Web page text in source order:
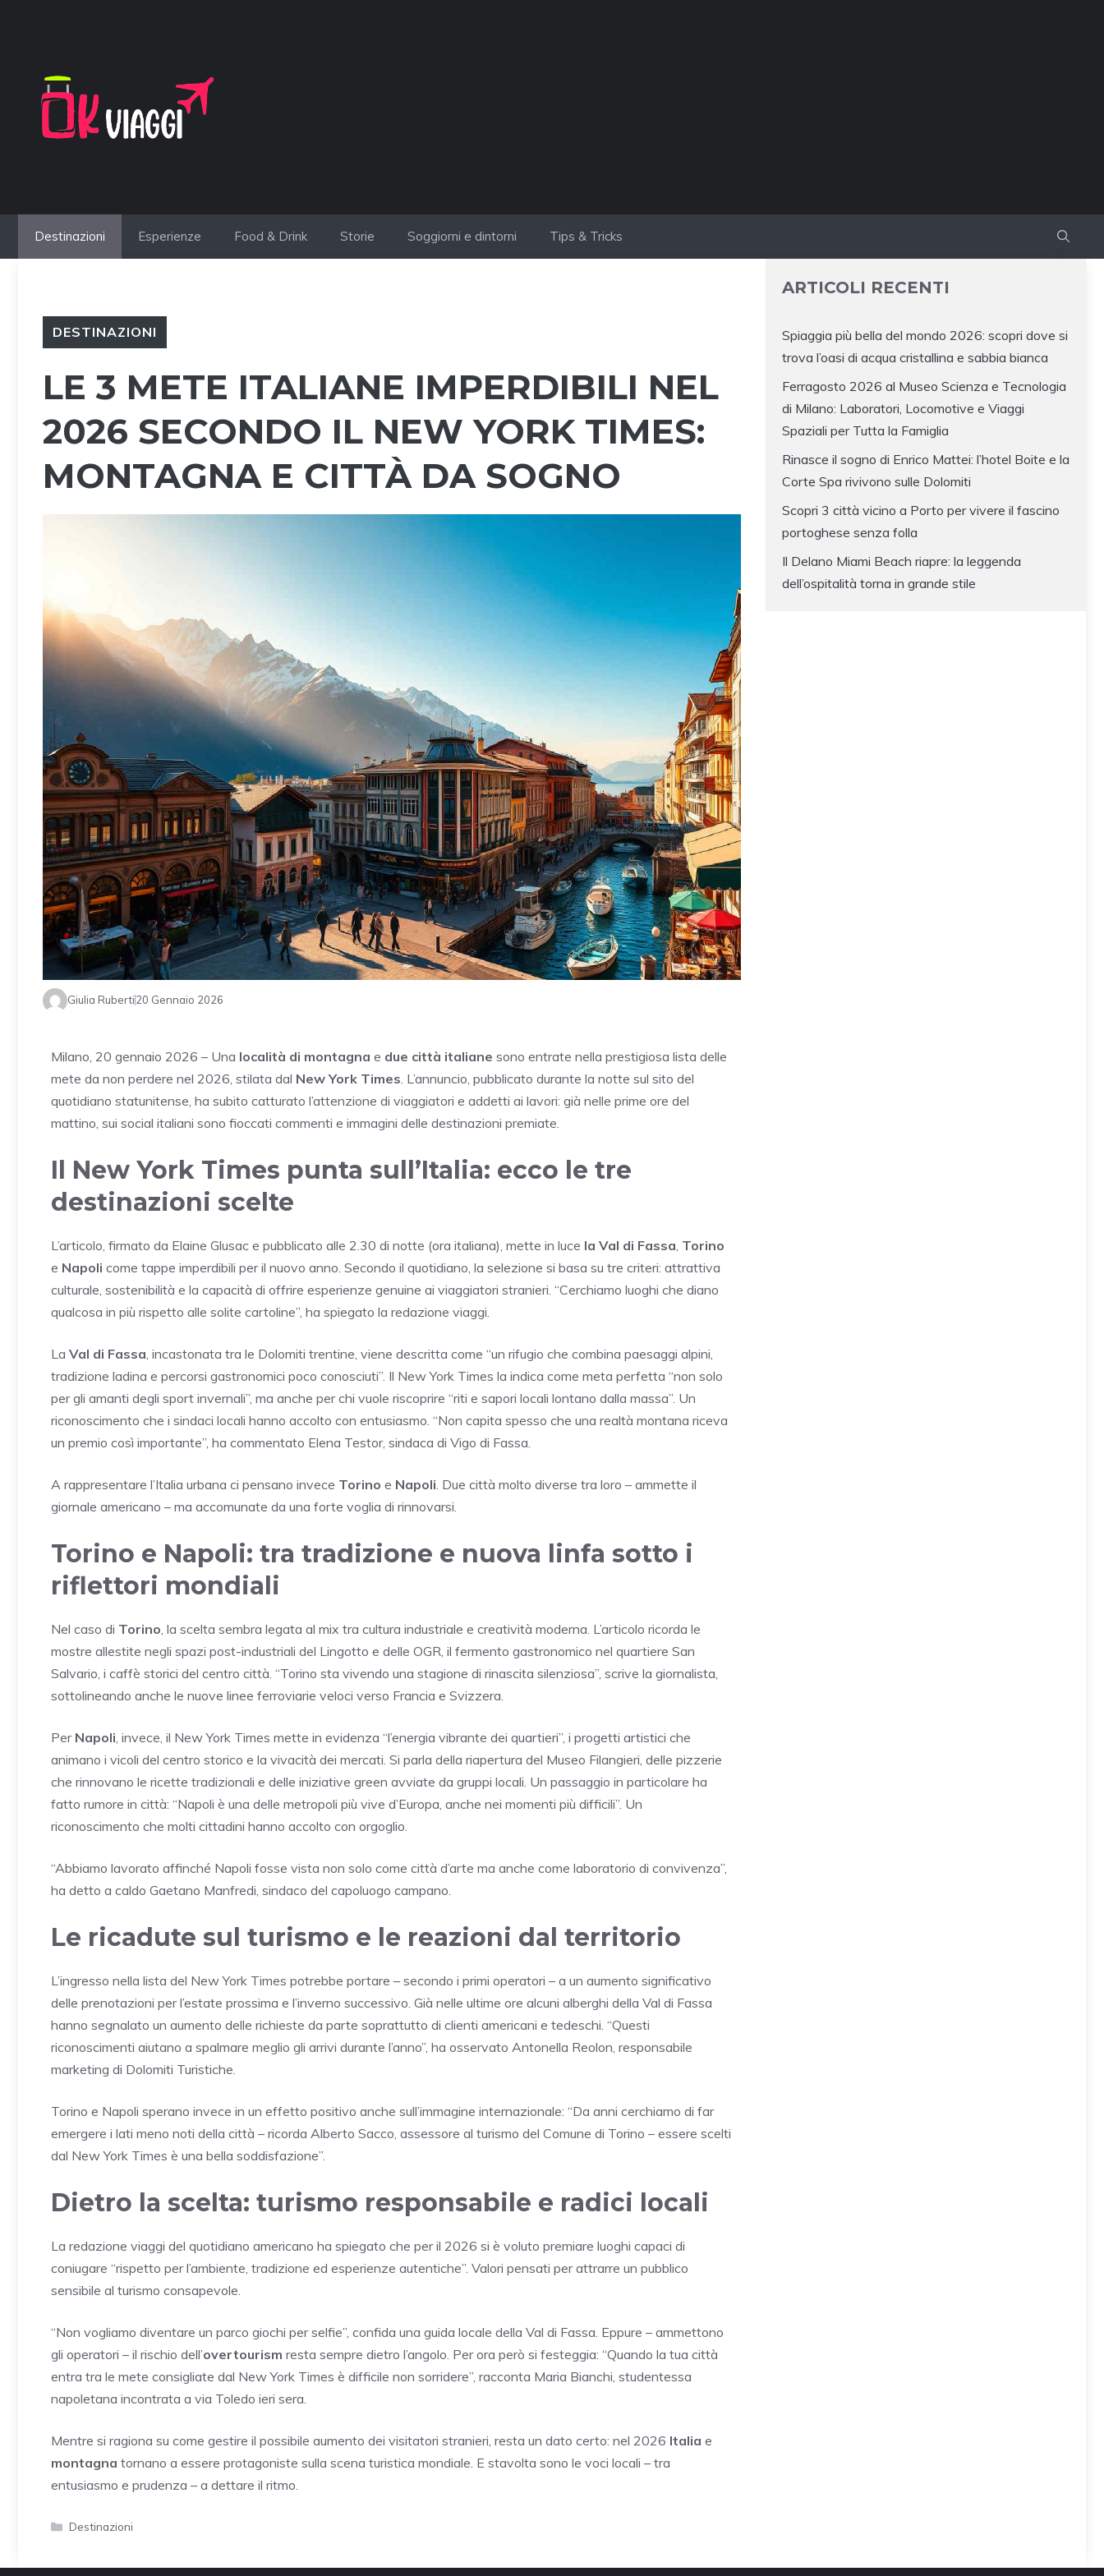
Destinazioni Esperienze Food & Drink Storie Soggiorni e dintorni Tips & Tricks
DESTINAZIONI
LE 3 METE ITALIANE IMPERDIBILI NEL
2026 SECONDO IL NEW YORK TIMES:
MONTAGNA E CITTÀ DA SOGNO
Giulia Ruberti20 Gennaio 2026
Milano, 20 gennaio 2026 – Una località di montagna e due città italiane sono entrate nella prestigiosa lista delle
mete da non perdere nel 2026, stilata dal New York Times . L’annuncio, pubblicato durante la notte sul sito del
quotidiano statunitense, ha subito catturato l’attenzione di viaggiatori e addetti ai lavori: già nelle prime ore del
mattino, sui social italiani sono fioccati commenti e immagini delle destinazioni premiate.
Il New York Times punta sull’Italia: ecco le tre
destinazioni scelte
L’articolo, firmato da Elaine Glusac e pubblicato alle 2.30 di notte (ora italiana), mette in luce la Val di Fassa Torino
e Napoli come tappe imperdibili per il nuovo anno. Secondo il quotidiano, la selezione si basa su tre criteri: attrattiva
culturale, sostenibilità e la capacità di offrire esperienze genuine ai viaggiatori stranieri. “Cerchiamo luoghi che diano
qualcosa in più rispetto alle solite cartoline”, ha spiegato la redazione viaggi.
La Val di Fassa , incastonata tra le Dolomiti trentine, viene descritta come “un rifugio che combina paesaggi alpini,
tradizione ladina e percorsi gastronomici poco conosciuti”. Il New York Times la indica come meta perfetta “non solo
per gli amanti degli sport invernali”, ma anche per chi vuole riscoprire “riti e sapori locali lontano dalla massa”. Un
riconoscimento che i sindaci locali hanno accolto con entusiasmo. “Non capita spesso che una realtà montana riceva
un premio così importante”, ha commentato Elena Testor, sindaca di Vigo di Fassa.
A rappresentare l’Italia urbana ci pensano invece Torino e Napoli . Due città molto diverse tra loro – ammette il
giornale americano – ma accomunate da una forte voglia di rinnovarsi.
Torino e Napoli: tra tradizione e nuova linfa sotto i
riflettori mondiali
Nel caso di Torino , la scelta sembra legata al mix tra cultura industriale e creatività moderna. L’articolo ricorda le
mostre allestite negli spazi post-industriali del Lingotto e delle OGR, il fermento gastronomico nel quartiere San
Salvario, i caffè storici del centro città. “Torino sta vivendo una stagione di rinascita silenziosa”, scrive la giornalista,
sottolineando anche le nuove linee ferroviarie veloci verso Francia e Svizzera.
Per Napoli , invece, il New York Times mette in evidenza “l’energia vibrante dei quartieri”, i progetti artistici che
animano i vicoli del centro storico e la vivacità dei mercati. Si parla della riapertura del Museo Filangieri, delle pizzerie
che rinnovano le ricette tradizionali e delle iniziative green avviate da gruppi locali. Un passaggio in particolare ha
fatto rumore in città: “Napoli è una delle metropoli più vive d’Europa, anche nei momenti più difficili”. Un
riconoscimento che molti cittadini hanno accolto con orgoglio.
“Abbiamo lavorato affinché Napoli fosse vista non solo come città d’arte ma anche come laboratorio di convivenza”,
ha detto a caldo Gaetano Manfredi, sindaco del capoluogo campano.
Le ricadute sul turismo e le reazioni dal territorio
L’ingresso nella lista del New York Times potrebbe portare – secondo i primi operatori – a un aumento significativo
delle prenotazioni per l’estate prossima e l’inverno successivo. Già nelle ultime ore alcuni alberghi della Val di Fassa
hanno segnalato un aumento delle richieste da parte soprattutto di clienti americani e tedeschi. “Questi
riconoscimenti aiutano a spalmare meglio gli arrivi durante l’anno”, ha osservato Antonella Reolon, responsabile
marketing di Dolomiti Turistiche.
Torino e Napoli sperano invece in un effetto positivo anche sull’immagine internazionale: “Da anni cerchiamo di far
emergere i lati meno noti della città – ricorda Alberto Sacco, assessore al turismo del Comune di Torino – essere scelti
dal New York Times è una bella soddisfazione”.
Dietro la scelta: turismo responsabile e radici locali
La redazione viaggi del quotidiano americano ha spiegato che per il 2026 si è voluto premiare luoghi capaci di
coniugare “rispetto per l’ambiente, tradizione ed esperienze autentiche”. Valori pensati per attrarre un pubblico
sensibile al turismo consapevole.
“Non vogliamo diventare un parco giochi per selfie”, confida una guida locale della Val di Fassa. Eppure – ammettono
gli operatori – il rischio dell’overtourism resta sempre dietro l’angolo. Per ora però si festeggia: “Quando la tua città
entra tra le mete consigliate dal New York Times è difficile non sorridere”, racconta Maria Bianchi, studentessa
napoletana incontrata a via Toledo ieri sera.
Mentre si ragiona su come gestire il possibile aumento dei visitatori stranieri, resta un dato certo: nel 2026 Italia e
montagna tornano a essere protagoniste sulla scena turistica mondiale. E stavolta sono le voci locali – tra
entusiasmo e prudenza – a dettare il ritmo.
Categorie
Destinazioni
ARTICOLI RECENTI
Spiaggia più bella del mondo 2026: scopri dove si
trova l’oasi di acqua cristallina e sabbia bianca
Ferragosto 2026 al Museo Scienza e Tecnologia
di Milano: Laboratori, Locomotive e Viaggi
Spaziali per Tutta la Famiglia
Rinasce il sogno di Enrico Mattei: l’hotel Boite e la
Corte Spa rivivono sulle Dolomiti
Scopri 3 città vicino a Porto per vivere il fascino
portoghese senza folla
Il Delano Miami Beach riapre: la leggenda
dell’ospitalità torna in grande stile